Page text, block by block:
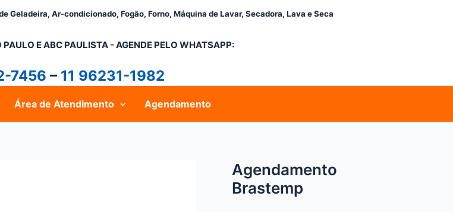
Geladeira, Ar-condicionado, Fogão, Forno, Máquina de Lavar, Secadora, Lava e Seca
PAULO E ABC PAULISTA - AGENDE PELO WHATSAPP:
7456 – 11 96231-1982
Área de Atendimento Agendamento
Agendamento
Brastemp